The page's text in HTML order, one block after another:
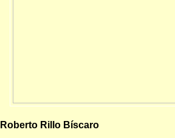
Roberto Rillo Bíscaro